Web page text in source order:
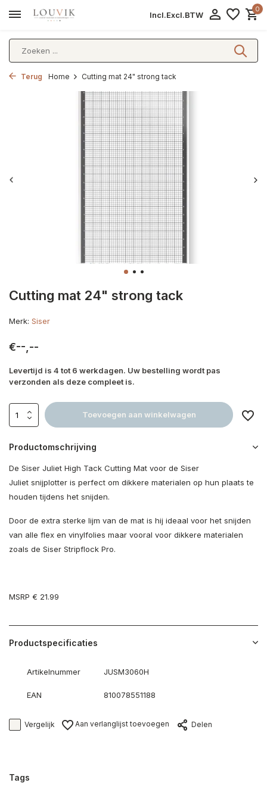
Incl.Excl.BTW
0
Terug Home Cutting mat 24" strong tack
Cutting mat 24" strong tack
Merk: Siser
€--,--
Levertijd is 4 tot 6 werkdagen. Uw bestelling wordt pas
verzonden als deze compleet is.
Toevoegen aan winkelwagen
Productomschrijving
De Siser Juliet High Tack Cutting Mat voor de Siser
Juliet snijplotter is perfect om dikkere materialen op hun plaats te
houden tijdens het snijden.
Door de extra sterke lijm van de mat is hij ideaal voor het snijden
van alle flex en vinylfolies maar vooral voor dikkere materialen
zoals de Siser Stripflock Pro.
MSRP € 21.99
Productspecificaties
Artikelnummer JUSM3060H
EAN 810078551188
Vergelijk Aan verlanglijst toevoegen Delen
Tags